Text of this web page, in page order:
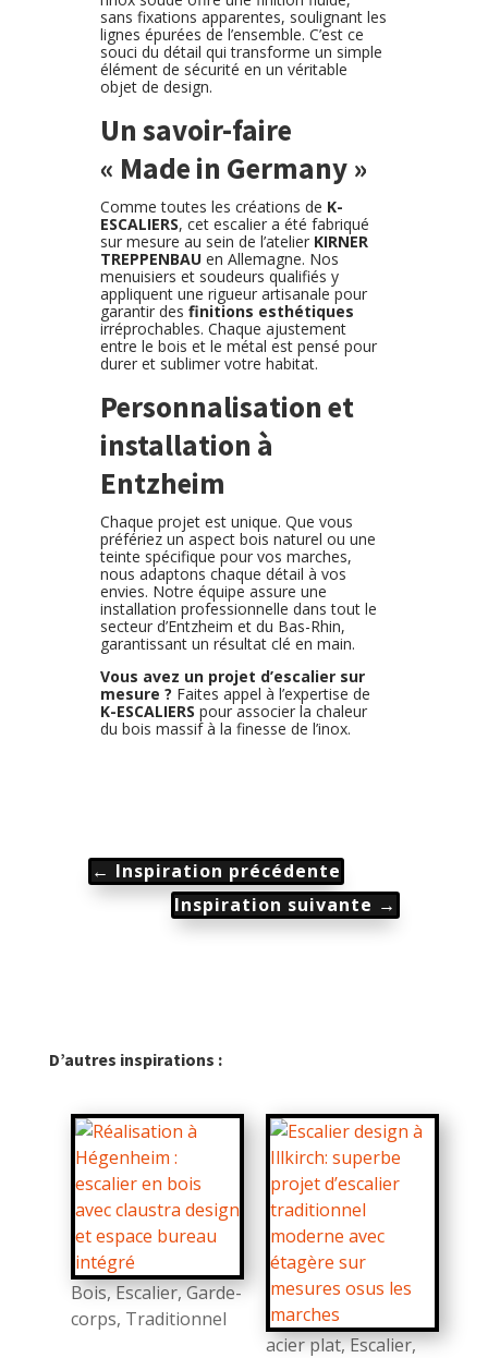
sans fixations apparentes, soulignant les
lignes épurées de l’ensemble. C’est ce
souci du détail qui transforme un simple
élément de sécurité en un véritable
objet de design.
Un savoir-faire
« Made in Germany »
Comme toutes les créations de K-
ESCALIERS, cet escalier a été fabriqué
sur mesure au sein de l’atelier KIRNER
TREPPENBAU en Allemagne. Nos
menuisiers et soudeurs qualifiés y
appliquent une rigueur artisanale pour
garantir desfinitions esthétiques
irréprochables. Chaque ajustement
entre le bois et le métal est pensé pour
durer et sublimer votre habitat.
Personnalisation et
installation à
Entzheim
Chaque projet est unique. Que vous
préfériez un aspect bois naturel ou une
teinte spécifique pour vos marches,
nous adaptons chaque détail à vos
envies. Notre équipe assure une
installation professionnelle dans tout le
secteur d’Entzheim et du Bas-Rhin,
garantissant un résultat clé en main.
Vous avez un projet d’escalier sur
mesure ? Faites appel à l’expertise de
K-ESCALIERS pour associer la chaleur
du bois massif à la finesse de l’inox.
← Inspiration précédente
Inspiration suivante →
D’autres inspirations :
Bois,Escalier,Garde-
corps, Traditionnel
acier plat,Escalier,